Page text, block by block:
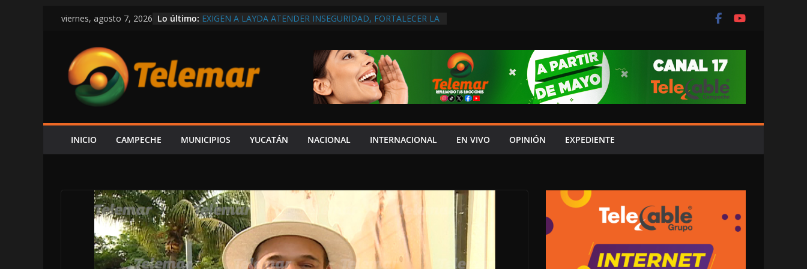
Saltar
contenido
viernes, agosto 7, 2026 Lo último: EXIGEN A LAYDA ATENDER INSEGURIDAD, FORTALECER LA
LAYDA SANSORES ES CAPTADA PASEANDO EN LA
EXCLUSIVA CALLE SERRANO DE MADRID, ESPAÑA
“NO VOY A VALIDAR A UN GOBIERNO CORRUPTO”:
MACDONALD
ÁNUAR DÁGER NO SABE SI TIENE EXAMEN DE RIESGO EN
INICIO CAMPECHE MUNICIPIOS YUCATÁN NACIONAL INTERNACIONAL EN VIVO OPINIÓN EXPEDIENTE